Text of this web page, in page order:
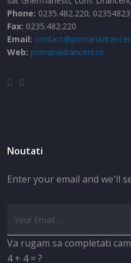
Phone: 0235.482.220;
Fax: 0235.482.220
Email:
Web: primariadranceni.ro
Noutati
Enter your email and we'll
Va rugam sa completati
4 + 4 = ?